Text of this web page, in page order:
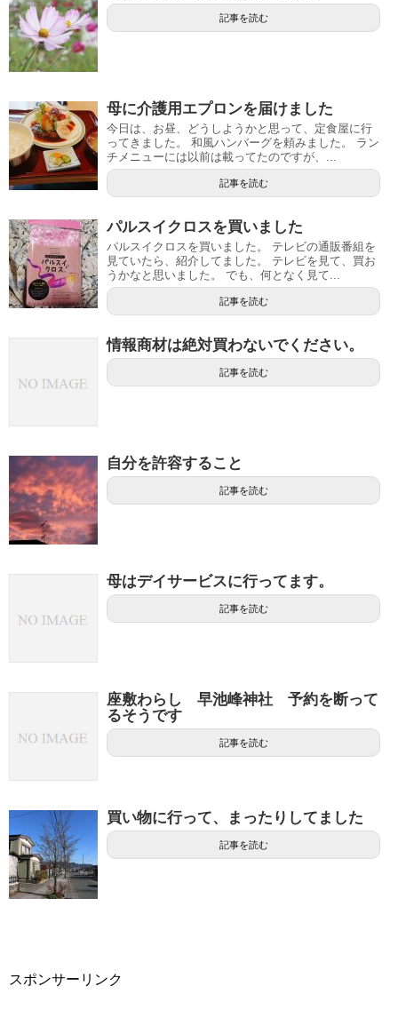
記事を読む
母に介護用エプロンを届けました
今日は、お昼、どうしようかと思って、定食屋に行
ってきました。 和風ハンバーグを頼みました。 ラン
チメニューには以前は載ってたのですが、...
記事を読む
パルスイクロスを買いました
パルスイクロスを買いました。 テレビの通販番組を
見ていたら、紹介してました。 テレビを見て、買お
うかなと思いました。 でも、何となく見て...
記事を読む
情報商材は絶対買わないでください。
記事を読む
自分を許容すること
記事を読む
母はデイサービスに行ってます。
記事を読む
座敷わらし 早池峰神社 予約を断って
るそうです
記事を読む
買い物に行って、まったりしてました
記事を読む
スポンサーリンク